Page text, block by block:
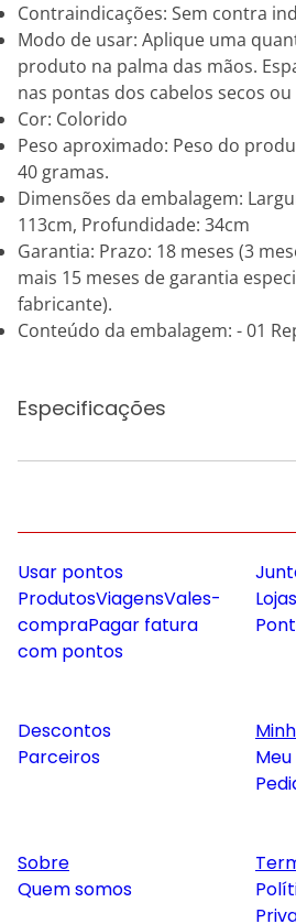
Contraindicações: Sem contra
Modo de usar: Aplique uma
produto na palma das mãos.
nas pontas dos cabelos secos
Cor: Colorido
Peso aproximado: Peso do
40 gramas.
Dimensões da embalagem:
113cm, Profundidade: 34cm
Garantia: Prazo: 18 meses (3
mais 15 meses de garantia
fabricante).
Conteúdo da embalagem: - 01
Especificações
Usar pontos
ProdutosViagensVales-
compraPagar fatura
com pontos
Descontos
Parceiros
Sobre
Quem somos